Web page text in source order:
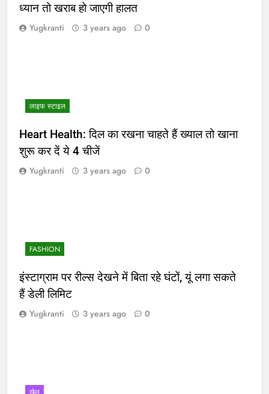
ध्यान तो खराब हो जाएगी हालत
Yugkranti 3 years ago 0
लाइफ स्टाइल
Heart Health: दिल का रखना चाहते हैं ख्याल तो खाना
शुरू कर दें ये 4 चीजें
Yugkranti 3 years ago 0
FASHION
इंस्टाग्राम पर रील्स देखने में बिता रहे घंटों, यूं लगा सकते
हैं डेली लिमिट
Yugkranti 3 years ago 0